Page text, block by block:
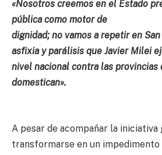
«Nosotros creemos en el Estado
pública como motor de
dignidad; no vamos a repetir en
asfixia y parálisis que Javier Milei
nivel nacional contra las provincias
domestican».
A pesar de acompañar la iniciativa
transformarse en un